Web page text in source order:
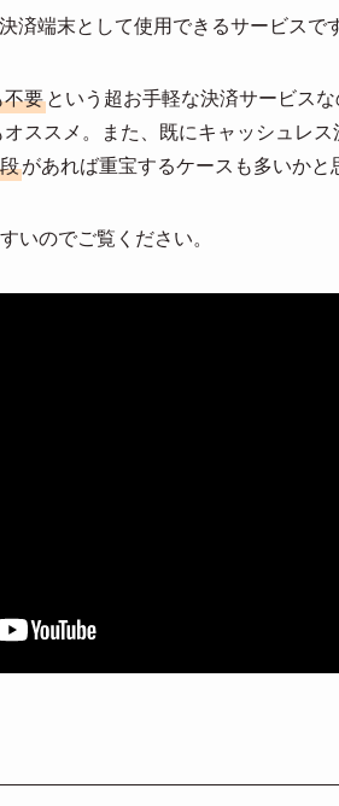
済端末として使用できるサービスです
要という超お手軽な決済サービス
ススメ。また、既にキャッシュレス
があれば重宝するケースも多いかと
いのでご覧ください。